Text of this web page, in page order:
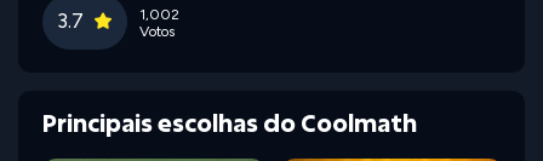
3.7
1,002
Votos
Principais escolhas do Coolmath